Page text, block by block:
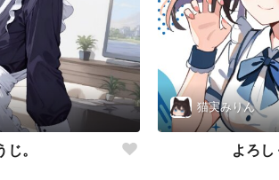
じ。
猫実みりん
よろし